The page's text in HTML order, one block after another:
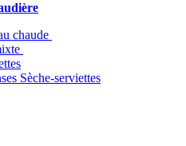
chaude
Sèche-serviettes